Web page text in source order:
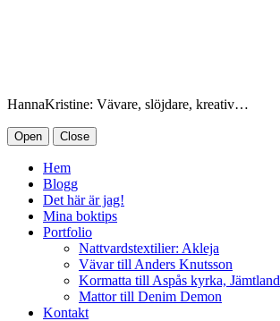
HannaKristine: Vävare, slöjdare, kreativ…
Open Close
Hem
Blogg
Det här är jag!
Mina boktips
Portfolio
Nattvardstextilier: Akleja
Vävar till Anders Knutsson
Kormatta till Aspås kyrka, Jämtland
Mattor till Denim Demon
Kontakt